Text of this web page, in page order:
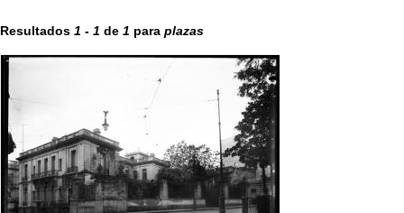
Resultados 1 - 1 de 1 para plazas